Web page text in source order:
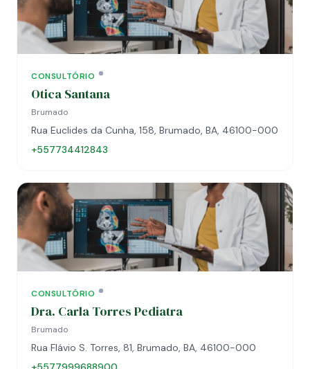
CONSULTÓRIO
Otica Santana
Brumado
Rua Euclides da Cunha, 158, Brumado, BA, 46100-000
+557734412843
CONSULTÓRIO
Dra. Carla Torres Pediatra
Brumado
Rua Flávio S. Torres, 81, Brumado, BA, 46100-000